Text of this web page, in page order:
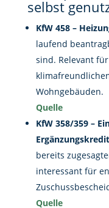
selbst
KfW 458 –
laufend
sind. Relevant
Wohngebäuden.
Quelle
KfW 358/359 –
bereits
interessant für
Quelle